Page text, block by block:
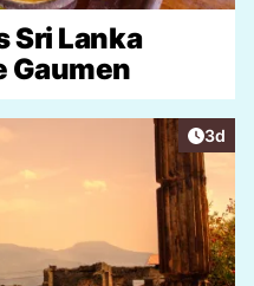
Sri Lanka
Gaumen
3d